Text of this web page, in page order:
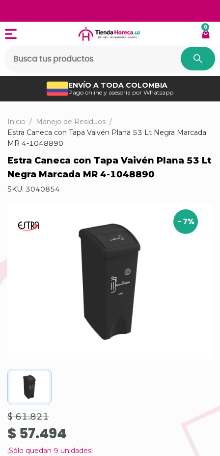
0
ENVÍO A TODA COLOMBIA
Pago online y asesoría por Whatsapp
Inicio / Manejo de Residuos /
Estra Caneca con Tapa Vaivén Plana 53 Lt Negra Marcada
MR 4-1048890
Estra Caneca con Tapa Vaivén Plana 53 Lt
Negra Marcada MR 4-1048890
SKU: 3040854
- 7%
¡Sólo quedan 9 unidades!
$ 61.821
$ 57.494